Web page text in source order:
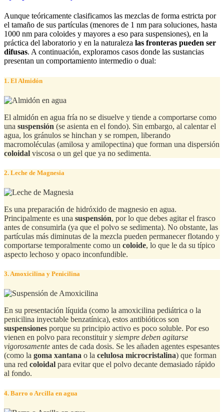
Aunque teóricamente clasificamos las mezclas de forma estricta por
el tamaño de sus partículas (menores de 1 nm para soluciones, hasta
1000 nm para coloides y mayores a eso para suspensiones), en la
práctica del laboratorio y en la naturaleza las fronteras pueden ser
difusas. A continuación, exploramos casos donde las sustancias
presentan un comportamiento intermedio o dual:
1. El Almidón
El almidón en agua fría no se disuelve y tiende a comportarse como
una suspensión (se asienta en el fondo). Sin embargo, al calentar el
agua, los gránulos se hinchan y se rompen, liberando
macromoléculas (amilosa y amilopectina) que forman una dispersión
coloidal viscosa o un gel que ya no sedimenta.
2. Leche de Magnesia
Es una preparación de hidróxido de magnesio en agua.
Principalmente es una suspensión, por lo que debes agitar el frasco
antes de consumirla (ya que el polvo se sedimenta). No obstante, las
partículas más diminutas de la mezcla pueden permanecer flotando y
comportarse temporalmente como un coloide, lo que le da su típico
aspecto lechoso y opaco inconfundible.
3. Amoxicilina y Penicilina
En su presentación líquida (como la amoxicilina pediátrica o la
penicilina inyectable benzatínica), estos antibióticos son
suspensiones porque su principio activo es poco soluble. Por eso
vienen en polvo para reconstituir y siempre deben agitarse
vigorosamente antes de cada dosis. Se les añaden agentes espesantes
(como la goma xantana o la celulosa microcristalina) que forman
una red coloidal para evitar que el polvo decante demasiado rápido
al fondo.
4. Barro o Arcilla en agua